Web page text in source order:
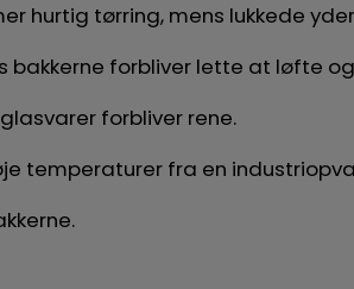
hurtig tørring, mens lukkede
bakkerne forbliver lette at løfte
forbliver rene.
temperaturer fra en